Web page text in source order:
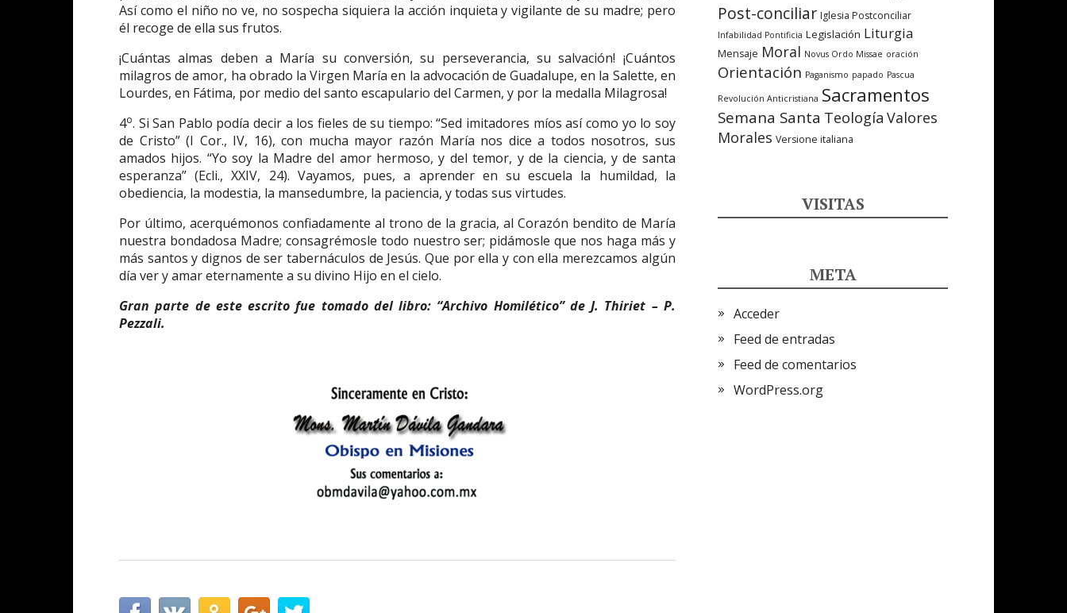
Así como el niño no ve, no sospecha siquiera la acción inquieta y vigilante de su madre; pero
él recoge de ella sus frutos.
¡Cuántas almas deben a María su conversión, su perseverancia, su salvación! ¡Cuántos
milagros de amor, ha obrado la Virgen María en la advocación de Guadalupe, en la Salette, en
Lourdes, en Fátima, por medio del santo escapulario del Carmen, y por la medalla Milagrosa!
4o. Si San Pablo podía decir a los fieles de su tiempo: “Sed imitadores míos así como yo lo soy
de Cristo” (I Cor., IV, 16), con mucha mayor razón María nos dice a todos nosotros, sus
amados hijos. “Yo soy la Madre del amor hermoso, y del temor, y de la ciencia, y de santa
esperanza” (Ecli., XXIV, 24). Vayamos, pues, a aprender en su escuela la humildad, la
obediencia, la modestia, la mansedumbre, la paciencia, y todas sus virtudes.
Por último, acerquémonos confiadamente al trono de la gracia, al Corazón bendito de María
nuestra bondadosa Madre; consagrémosle todo nuestro ser; pidámosle que nos haga más y
más santos y dignos de ser tabernáculos de Jesús. Que por ella y con ella merezcamos algún
día ver y amar eternamente a su divino Hijo en el cielo.
Gran parte de este escrito fue tomado del libro: “Archivo Homilético” de J. Thiriet – P.
Pezzali.
Post-conciliar Iglesia Postconciliar
Infabilidad Pontificia Legislación Liturgia
Mensaje Moral Novus Ordo Missae oración
Orientación Paganismo papado Pascua
Revolución Anticristiana Sacramentos
Semana Santa Teología Valores
Morales Versione italiana
VISITAS
META
Acceder
Feed de entradas
Feed de comentarios
WordPress.org